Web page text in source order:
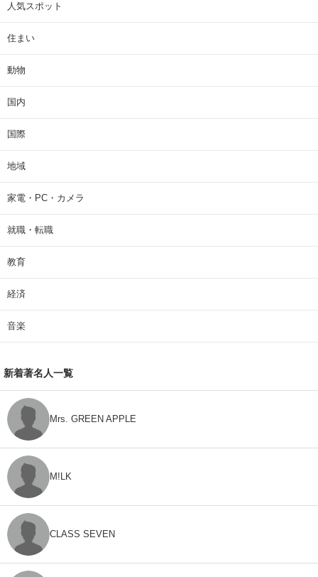
人気スポット
住まい
動物
国内
国際
地域
家電・PC・カメラ
就職・転職
教育
経済
音楽
新着著名人一覧
Mrs. GREEN APPLE
M!LK
CLASS SEVEN